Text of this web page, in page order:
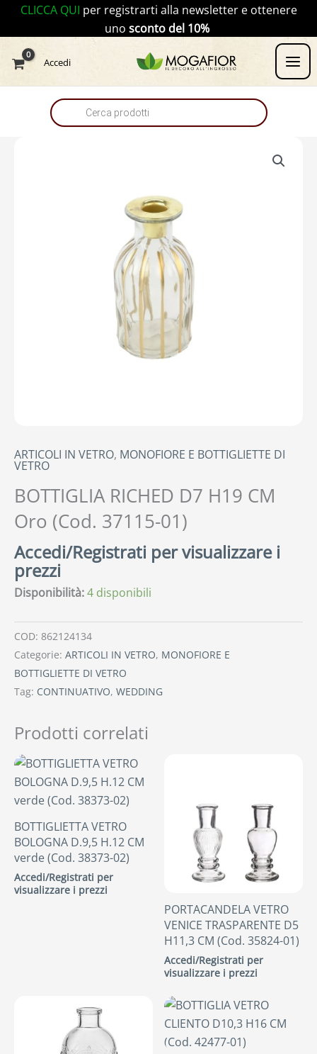
contenuto
CLICCA QUI per registrarti alla newsletter e ottenere
uno sconto del 10%
Accedi
Products
search
ARTICOLI IN VETRO, MONOFIORE E BOTTIGLIETTE DI
VETRO
BOTTIGLIA RICHED D7 H19 CM
Oro (Cod. 37115-01)
Accedi/Registrati per visualizzare i
prezzi
Disponibilità:4 disponibili
COD: 862124134
Categorie: ARTICOLI IN VETRO, MONOFIORE E
BOTTIGLIETTE DI VETRO
Tag: CONTINUATIVO, WEDDING
Prodotti correlati
BOTTIGLIETTA VETRO
BOLOGNA D.9,5 H.12 CM
verde (Cod. 38373-02)
Accedi/Registrati per
visualizzare i prezzi
PORTACANDELA VETRO
VENICE TRASPARENTE D5
H11,3 CM (Cod. 35824-01)
Accedi/Registrati per
visualizzare i prezzi